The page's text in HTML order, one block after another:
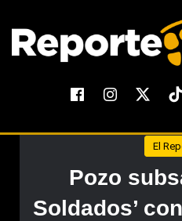
El
Pozo
Soldados’